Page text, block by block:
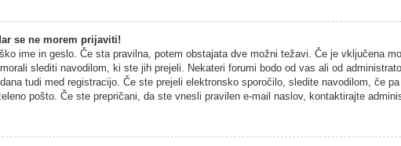
se ne morem prijaviti!
ime in geslo. Če sta pravilna, potem obstajata dve možni težavi. Če je vključena
slediti navodilom, ki ste jih prejeli. Nekateri forumi bodo od vas ali od
tudi med registracijo. Če ste prejeli elektronsko sporočilo, sledite navodilom, če
pošto. Če ste prepričani, da ste vnesli pravilen e-mail naslov, kontaktirajte